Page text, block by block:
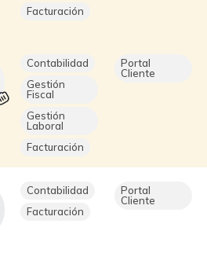
Facturación
Contabilidad
Gestión
Fiscal
Gestión
Laboral
Facturación
Portal
Cliente
Contabilidad
Facturación
Portal
Cliente